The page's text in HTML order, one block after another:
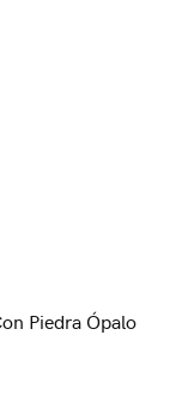
Piedra Ópalo